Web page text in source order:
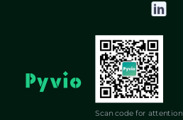
Scan code for attention